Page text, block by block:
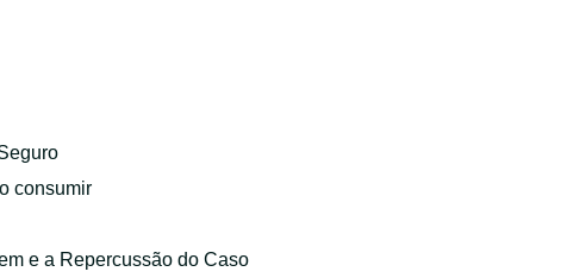
consumir
e a Repercussão do Caso